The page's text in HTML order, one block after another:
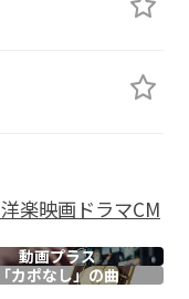
洋楽映画ドラマCM
動画プラス
「カポなし」の曲